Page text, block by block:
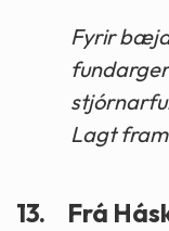
Fyrir
Lagt
13.
Frá